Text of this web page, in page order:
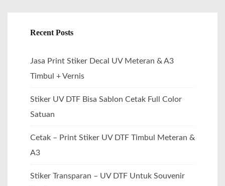
Recent Posts
Jasa Print Stiker Decal UV Meteran & A3
Timbul + Vernis
Stiker UV DTF Bisa Sablon Cetak Full Color
Satuan
Cetak – Print Stiker UV DTF Timbul Meteran &
A3
Stiker Transparan – UV DTF Untuk Souvenir